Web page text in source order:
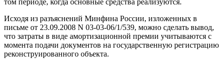
том периоде, когда основные средства реализуются.
Исходя из разъяснений Минфина России, изложенных в
письме от 23.09.2008 N 03-03-06/1/539, можно сделать вывод,
что затраты в виде амортизационной премии учитываются с
момента подачи документов на государственную регистрацию
реконструированного объекта.